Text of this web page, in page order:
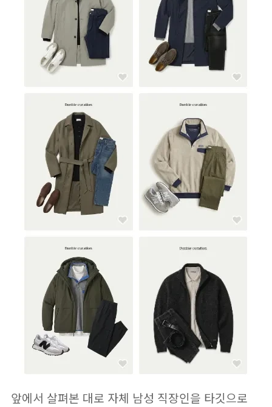
앞에서 살펴본 대로 자체 남성 직장인을 타깃으로